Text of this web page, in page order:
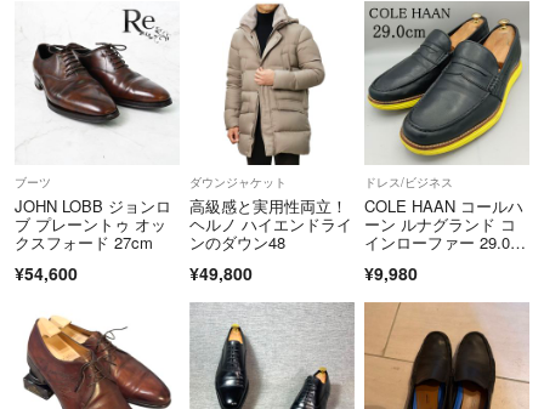
03 MADE IN ENGLAN
D ブラウン ブラン
ド 靴 革靴【メンズ】
【中古】
ァンプ スリッポン レ
ザーソール
ブーツ
JOHN LOBB ジョンロ
ブ プレーントゥ オッ
クスフォード 27cm
¥54,600
ダウンジャケット
高級感と実用性両立！
ヘルノ ハイエンドライ
ンのダウン48
¥49,800
ドレス/ビジネス
COLE HAAN コールハ
ーン ルナグランド コ
インローファー 29.0
¥9,980